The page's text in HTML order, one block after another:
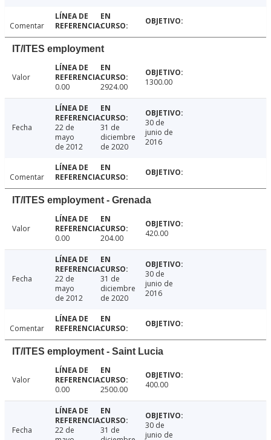
Comentar
IT/ITES employment
Valor
0.00
2924.00 1300.00
Fecha
22 de
mayo
de 2012
31 de
diciembre
de 2020
30 de
junio de
2016
Comentar
IT/ITES employment - Grenada
Valor
0.00
204.00 420.00
Fecha
22 de
mayo
de 2012
31 de
diciembre
de 2020
30 de
junio de
2016
Comentar
IT/ITES employment - Saint Lucia
Valor
0.00
2500.00 400.00
Fecha
22 de
31 de
30 de
junio de